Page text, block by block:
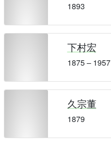
1893
下村宏
1875 – 1957
久宗董
1879